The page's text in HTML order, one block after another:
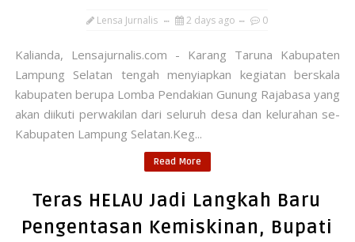
Lensa Jurnalis 2 days ago 0
Kalianda, Lensajurnalis.com - Karang Taruna Kabupaten
Lampung Selatan tengah menyiapkan kegiatan berskala
kabupaten berupa Lomba Pendakian Gunung Rajabasa yang
akan diikuti perwakilan dari seluruh desa dan kelurahan se-
Kabupaten Lampung Selatan.Keg...
Read More
Teras HELAU Jadi Langkah Baru
Pengentasan Kemiskinan, Bupati